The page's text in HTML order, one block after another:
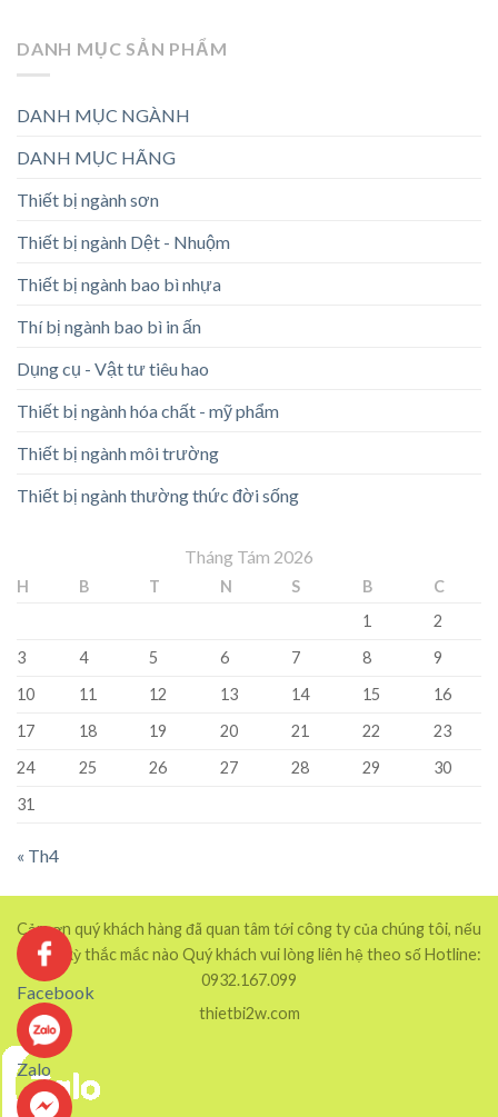
DANH MỤC SẢN PHẨM
DANH MỤC NGÀNH
DANH MỤC HÃNG
Thiết bị ngành sơn
Thiết bị ngành Dệt - Nhuộm
Thiết bị ngành bao bì nhựa
Thí bị ngành bao bì in ấn
Dụng cụ - Vật tư tiêu hao
Thiết bị ngành hóa chất - mỹ phẩm
Thiết bị ngành môi trường
Thiết bị ngành thường thức đời sống
Tháng Tám 2026
H B T N S B
C
1
2
3
4 5 6 7 8
9
10
11 12 13 14 15
16
17
18 19 20 21 22
23
24
25 26 27 28 29
30
31
« Th4
Cảm ơn quý khách hàng đã quan tâm tới công ty của chúng tôi, nếu
có bất kỳ thắc mắc nào Quý khách vui lòng liên hệ theo số Hotline:
0932.167.099
thietbi2w.com
Zalo
Facebook